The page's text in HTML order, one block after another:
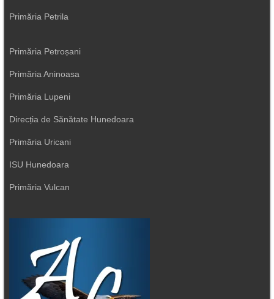
Primăria Petrila
Primăria Petroșani
Primăria Aninoasa
Primăria Lupeni
Direcția de Sănătate Hunedoara
Primăria Uricani
ISU Hunedoara
Primăria Vulcan